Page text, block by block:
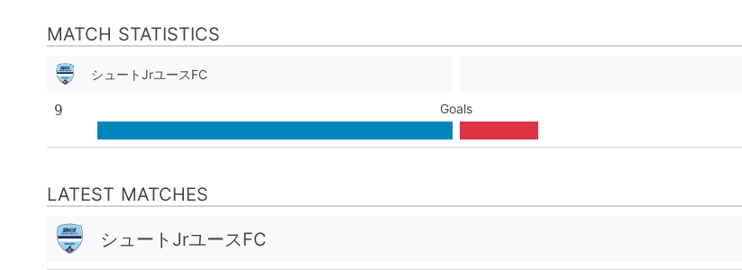
MATCH STATISTICS
シュートJrユースFC
9 Goals
LATEST MATCHES
シュートJrユースFC